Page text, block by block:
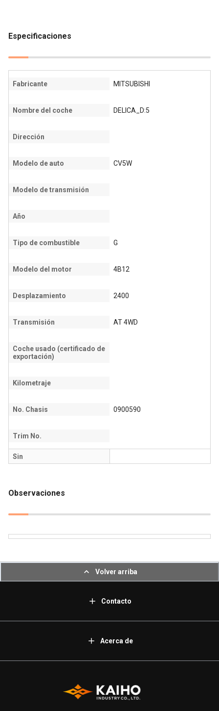
Especificaciones
Fabricante MITSUBISHI
Nombre del coche DELICA_D:5
Dirección
Modelo de auto CV5W
Modelo de transmisión
Año
Tipo de combustible G
Modelo del motor 4B12
Desplazamiento 2400
Transmisión AT 4WD
Coche usado (certificado de
exportación)
Kilometraje
No. Chasis 0900590
Trim No.
Sin
Observaciones
Volver arriba
Contacto
Acerca de